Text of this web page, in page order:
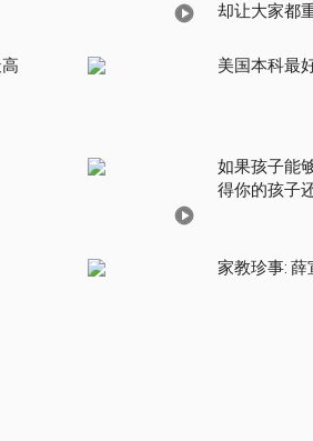
却让大家都
美国本科最
如果孩子能
得你的孩子
家教珍事: